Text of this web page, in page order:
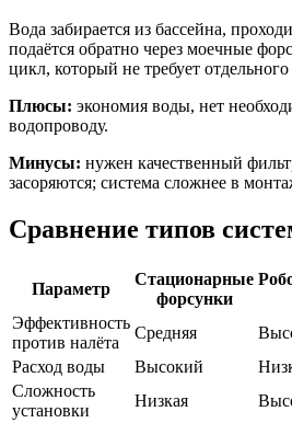
Вода забирается из бассейна,
подаётся обратно через моечные
цикл, который не требует
Плюсы: экономия воды, нет
водопроводу.
Минусы: нужен качественный
засоряются; система сложнее в
Сравнение типов
Параметр
Стационарные
форсунки
Эффективность
против налёта
Средняя
Расход воды
Высокий
Сложность
установки
Низкая